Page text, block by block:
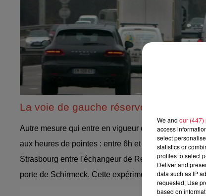
La voie de gauche réservée aux
Autre mesure qui entre en vigueur ce jeudi : la voie
aux heures de pointes : entre 6h et 10h puis entre
Strasbourg entre l'échangeur de Reichstett et la
porte de Schirmeck. Cette expérimentation durera 3
We and our (447)
access
select
statistics or
profiles to select
Deliver and
data such as IP
requested; Use
based on